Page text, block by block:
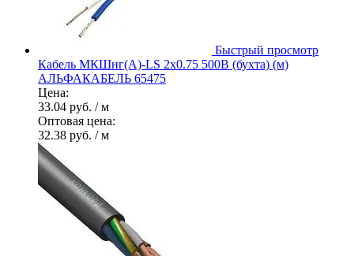
Быстрый просмотр
Кабель МКШнг(А)-LS 2х0.75 500В (бухта) (м)
АЛЬФАКАБЕЛЬ 65475
Цена:
33.04 руб. / м
Оптовая цена:
32.38 руб. / м